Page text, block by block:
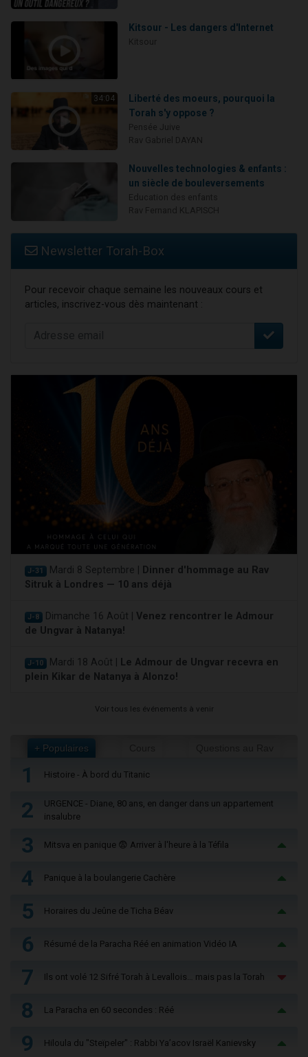
Kitsour - Les dangers d'Internet
34:04
Liberté des moeurs, pourquoi la
Torah s'y oppose ?
Nouvelles technologies & enfants :
un siècle de bouleversements
Newsletter Torah-Box
Pour recevoir chaque semaine les nouveaux cours et
articles, inscrivez-vous dès maintenant :
J-31 Mardi 8 Septembre |
Dinner d'hommage au Rav
Sitruk à Londres — 10 ans déjà
J-8 Dimanche 16 Août | Venez rencontrer le Admour
de Ungvar à Natanya!
J-10 Mardi 18 Août |
Le Admour de Ungvar recevra en
plein Kikar de Natanya à Alonzo!
Voir tous les événements à venir
+ Populaires
1 Histoire - À bord du Titanic
2
URGENCE - Diane, 80 ans, en danger dans un appartement
insalubre
3 Mitsva en panique 😨 Arriver à l'heure à la Téfila
4 Panique à la boulangerie Cachère
5 Horaires du Jeûne de Ticha Béav
6 Résumé de la Paracha Réé en animation Vidéo IA
7 Ils ont volé 12 Sifré Torah à Levallois… mais pas la Torah
8 La Paracha en 60 secondes : Réé
9 Hiloula du "Steïpeler" : Rabbi Ya’acov Israël Kanievsky